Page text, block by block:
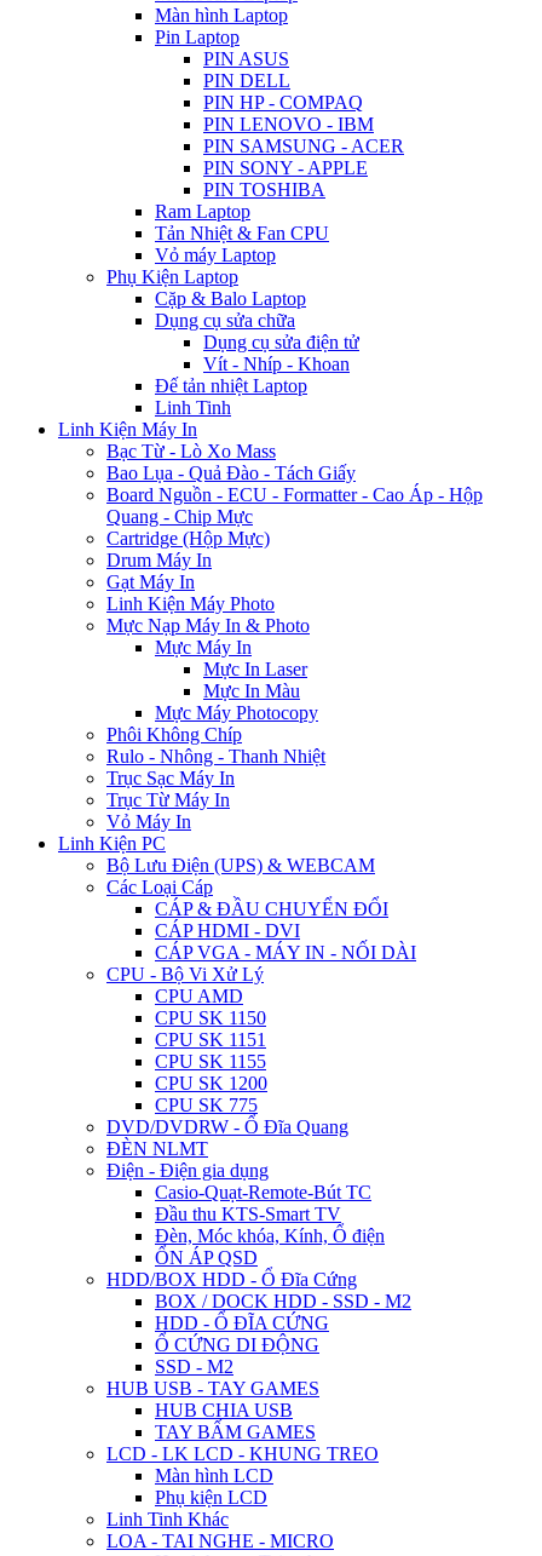
Màn hình Laptop
Pin Laptop
PIN ASUS
PIN DELL
PIN HP - COMPAQ
PIN LENOVO - IBM
PIN SAMSUNG - ACER
PIN SONY - APPLE
PIN TOSHIBA
Ram Laptop
Tản Nhiệt & Fan CPU
Vỏ máy Laptop
Phụ Kiện Laptop
Cặp & Balo Laptop
Dụng cụ sửa chữa
Dụng cụ sửa điện tử
Vít - Nhíp - Khoan
Đế tản nhiệt Laptop
Linh Tinh
Linh Kiện Máy In
Bạc Từ - Lò Xo Mass
Bao Lụa - Quả Đào - Tách Giấy
Board Nguồn - ECU - Formatter - Cao Áp - Hộp
Quang - Chip Mực
Cartridge (Hộp Mực)
Drum Máy In
Gạt Máy In
Linh Kiện Máy Photo
Mực Nạp Máy In & Photo
Mực Máy In
Mực In Laser
Mực In Màu
Mực Máy Photocopy
Phôi Không Chíp
Rulo - Nhông - Thanh Nhiệt
Trục Sạc Máy In
Trục Từ Máy In
Vỏ Máy In
Linh Kiện PC
Bộ Lưu Điện (UPS) & WEBCAM
Các Loại Cáp
CÁP & ĐẦU CHUYỂN ĐỔI
CÁP HDMI - DVI
CÁP VGA - MÁY IN - NỐI DÀI
CPU - Bộ Vi Xử Lý
CPU AMD
CPU SK 1150
CPU SK 1151
CPU SK 1155
CPU SK 1200
CPU SK 775
DVD/DVDRW - Ổ Đĩa Quang
ĐÈN NLMT
Điện - Điện gia dụng
Casio-Quạt-Remote-Bút TC
Đầu thu KTS-Smart TV
Đèn, Móc khóa, Kính, Ổ điện
ỔN ÁP QSD
HDD/BOX HDD - Ổ Đĩa Cứng
BOX / DOCK HDD - SSD - M2
HDD - Ổ ĐĨA CỨNG
Ổ CỨNG DI ĐỘNG
SSD - M2
HUB USB - TAY GAMES
HUB CHIA USB
TAY BẤM GAMES
LCD - LK LCD - KHUNG TREO
Màn hình LCD
Phụ kiện LCD
Linh Tinh Khác
LOA - TAI NGHE - MICRO